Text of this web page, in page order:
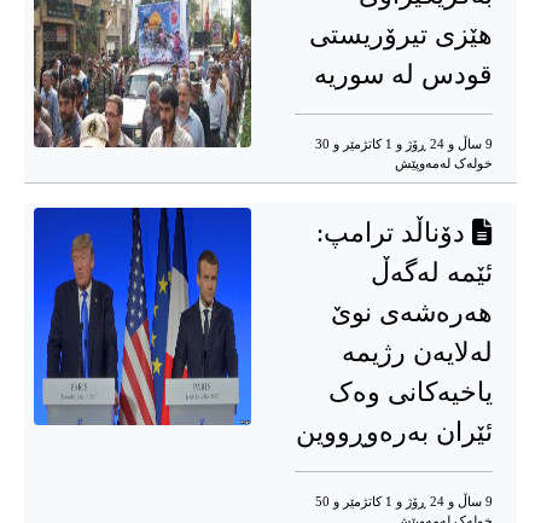
هێزی تیرۆریستی
قودس لە سوریە
9 ساڵ و 24 ڕۆژ و 1 کاتژمێر و 30
خوله‌ک له‌مه‌وپێش‌
دۆناڵد ترامپ:
ئێمە لەگەڵ
هەرەشەی نوێ
لەلایەن رژیمە
یاخیەکانی وەک
ئێران بەرەوڕووین
9 ساڵ و 24 ڕۆژ و 1 کاتژمێر و 50